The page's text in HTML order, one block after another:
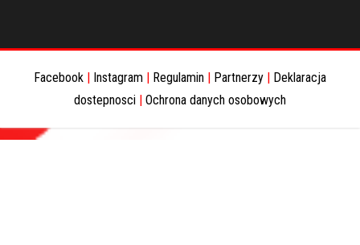
Facebook | Instagram | Regulamin | Partnerzy | Deklaracja
dostepnosci | Ochrona danych osobowych